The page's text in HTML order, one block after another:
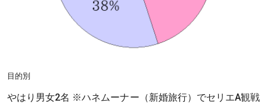
目的別
やはり男女2名 ※ハネムーナー（新婚旅行）でセリエA観戦